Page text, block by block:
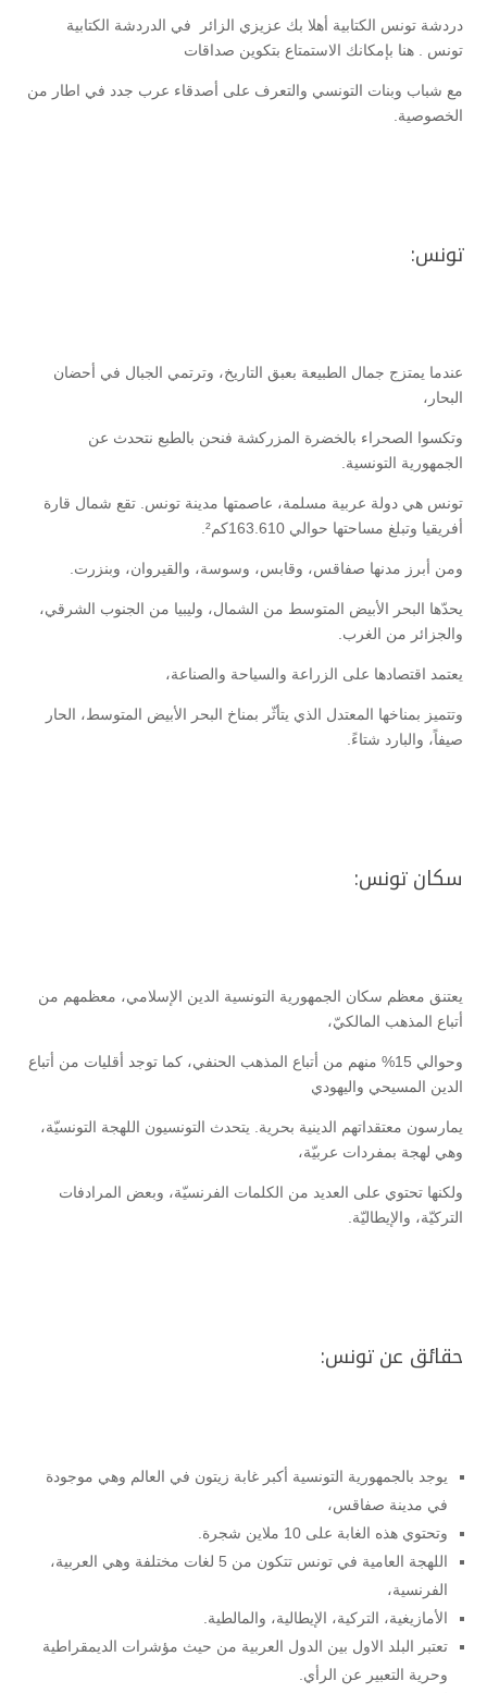
دردشة تونس الكتابية أهلا بك عزيزي الزائر في الدردشة الكتابية
تونس . هنا بإمكانك الاستمتاع بتكوين صداقات
مع شباب وبنات التونسي والتعرف على أصدقاء عرب جدد في اطار من
الخصوصية.
تونس:
عندما يمتزج جمال الطبيعة بعبق التاريخ، وترتمي الجبال في أحضان
البحار،
وتكسوا الصحراء بالخضرة المزركشة فنحن بالطبع نتحدث عن
الجمهورية التونسية.
تونس هي دولة عربية مسلمة، عاصمتها مدينة تونس. تقع شمال قارة
أفريقيا وتبلغ مساحتها حوالي 163.610كم².
ومن أبرز مدنها صفاقس، وقابس، وسوسة، والقيروان، وبنزرت.
يحدّها البحر الأبيض المتوسط من الشمال، وليبيا من الجنوب الشرقي،
والجزائر من الغرب.
يعتمد اقتصادها على الزراعة والسياحة والصناعة،
وتتميز بمناخها المعتدل الذي يتأثّر بمناخ البحر الأبيض المتوسط، الحار
صيفاً، والبارد شتاءً.
سكان تونس:
يعتنق معظم سكان الجمهورية التونسية الدين الإسلامي، معظمهم من
أتباع المذهب المالكيّ،
وحوالي 15% منهم من أتباع المذهب الحنفي، كما توجد أقليات من أتباع
الدين المسيحي واليهودي
يمارسون معتقداتهم الدينية بحرية. يتحدث التونسيون اللهجة التونسيّة،
وهي لهجة بمفردات عربيّة،
ولكنها تحتوي على العديد من الكلمات الفرنسيّة، وبعض المرادفات
التركيّة، والإيطاليّة.
حقائق عن تونس:
يوجد بالجمهورية التونسية أكبر غابة زيتون في العالم وهي موجودة
في مدينة صفاقس،
وتحتوي هذه الغابة على 10 ملاين شجرة.
اللهجة العامية في تونس تتكون من 5 لغات مختلفة وهي العربية،
الفرنسية،
الأمازيغية، التركية، الإيطالية، والمالطية.
تعتبر البلد الاول بين الدول العربية من حيث مؤشرات الديمقراطية
وحرية التعبير عن الرأي.